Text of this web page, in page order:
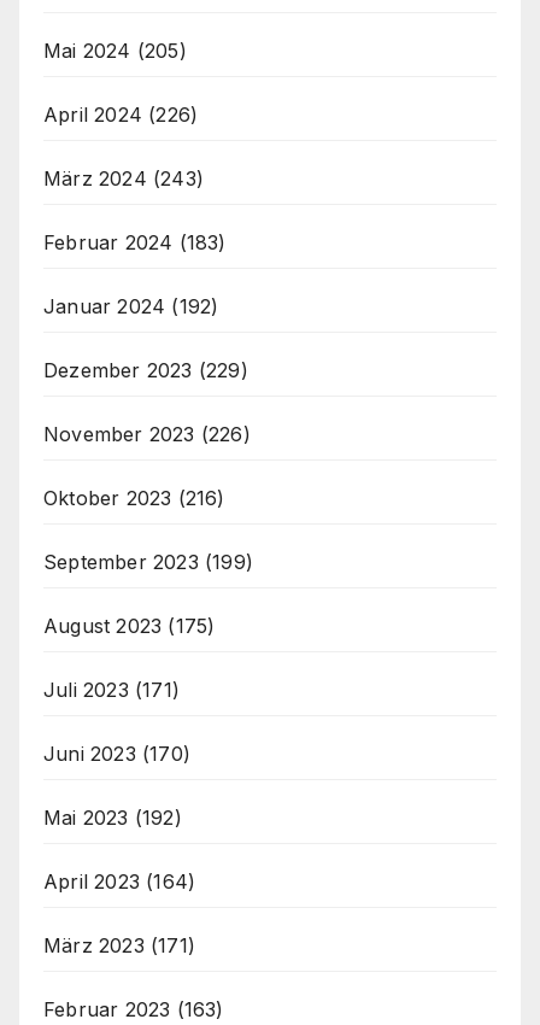
Mai 2024 (205)
April 2024 (226)
März 2024 (243)
Februar 2024 (183)
Januar 2024 (192)
Dezember 2023 (229)
November 2023 (226)
Oktober 2023 (216)
September 2023 (199)
August 2023 (175)
Juli 2023 (171)
Juni 2023 (170)
Mai 2023 (192)
April 2023 (164)
März 2023 (171)
Februar 2023 (163)